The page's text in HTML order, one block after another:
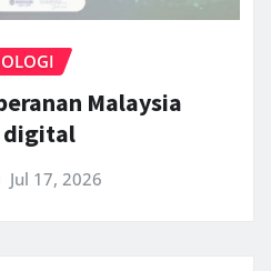
Malaysia
digital
Jul 17, 2026